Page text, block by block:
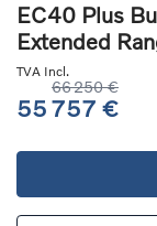
EC40 Plus
Extended
TVA Incl.
66 250 €
55 757 €